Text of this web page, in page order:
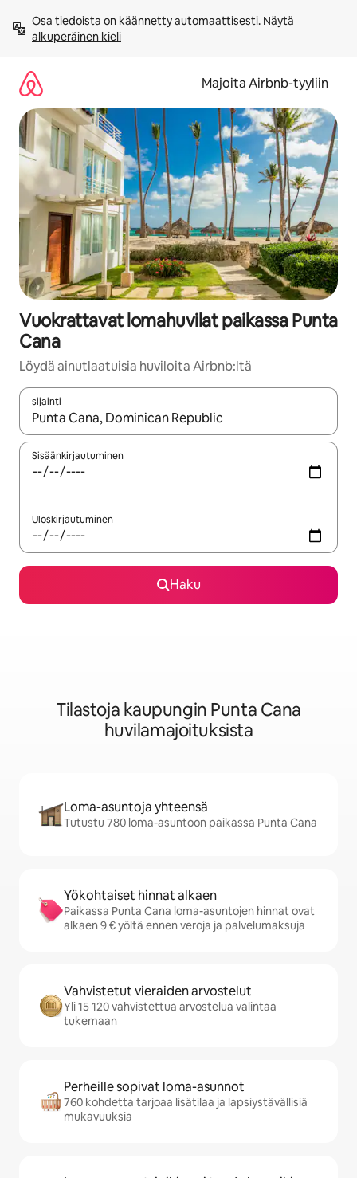
sisältö
väliin
Osa tiedoista on käännetty automaattisesti. Näytä
alkuperäinen kieli
Majoita Airbnb-tyyliin
Vuokrattavat lomahuvilat paikassa Punta
Cana
Löydä ainutlaatuisia huviloita Airbnb:ltä
sijainti
Kun tulokset ovat saatavilla, navigoi ylös- ja alas-
Sisäänkirjautuminen
Uloskirjautuminen
Haku
Tilastoja kaupungin Punta Cana
huvilamajoituksista
Loma-asuntoja yhteensä
Tutustu 780 loma-asuntoon paikassa Punta Cana
Yökohtaiset hinnat alkaen
Paikassa Punta Cana loma-asuntojen hinnat ovat
alkaen 9 € yöltä ennen veroja ja palvelumaksuja
Vahvistetut vieraiden arvostelut
Yli 15 120 vahvistettua arvostelua valintaa
tukemaan
Perheille sopivat loma-asunnot
760 kohdetta tarjoaa lisätilaa ja lapsiystävällisiä
mukavuuksia